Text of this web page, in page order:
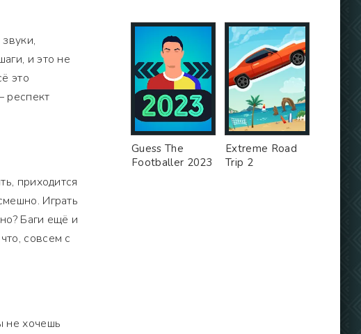
и это не
это
респект
приходится
Играть
Баги ещё и
совсем с
не хочешь
Guess The
Footballer 2023
Extreme Road
Trip 2